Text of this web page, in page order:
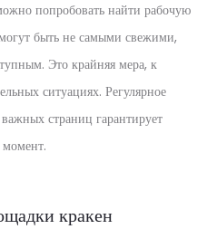
попробовать найти рабочую
быть не самыми свежими,
Это крайняя мера, к
ситуациях. Регулярное
страниц гарантирует
кракен